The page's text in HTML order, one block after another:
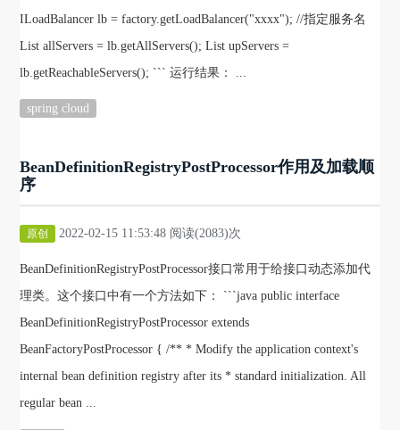
ILoadBalancer lb = factory.getLoadBalancer("xxxx"); //指定服务名
List allServers = lb.getAllServers(); List upServers =
lb.getReachableServers(); ``` 运行结果： ...
spring cloud
BeanDefinitionRegistryPostProcessor作用及加载顺
序
原创 2022-02-15 11:53:48 阅读(2083)次
BeanDefinitionRegistryPostProcessor接口常用于给接口动态添加代
理类。这个接口中有一个方法如下： ```java public interface
BeanDefinitionRegistryPostProcessor extends
BeanFactoryPostProcessor { /** * Modify the application context's
internal bean definition registry after its * standard initialization. All
regular bean ...